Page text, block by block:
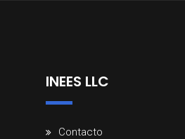
INEES LLC
Contacto